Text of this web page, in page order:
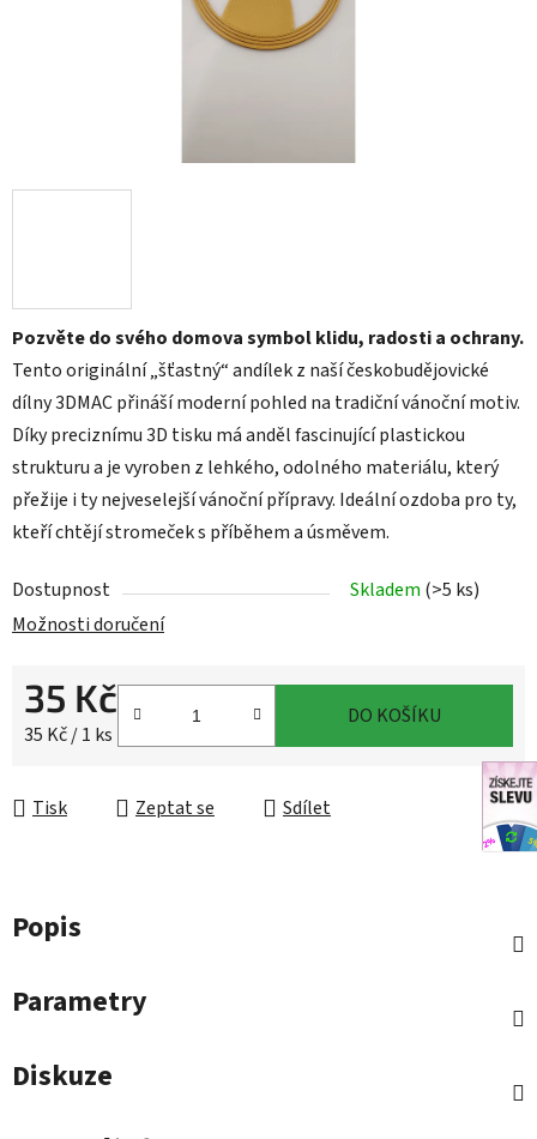
Pozvěte do svého domova symbol klidu, radosti a ochrany.
Tento originální „šťastný“ andílek z naší českobudějovické
dílny 3DMAC přináší moderní pohled na tradiční vánoční motiv.
Díky preciznímu 3D tisku má anděl fascinující plastickou
strukturu a je vyroben z lehkého, odolného materiálu, který
přežije i ty nejveselejší vánoční přípravy. Ideální ozdoba pro ty,
kteří chtějí stromeček s příběhem a úsměvem.
Dostupnost Skladem (>5 ks)
Možnosti doručení
35 Kč
Měrná cena:
35 Kč / 1 ks
DO KOŠÍKU
Tisk Zeptat se Sdílet
Popis
Parametry
Diskuze